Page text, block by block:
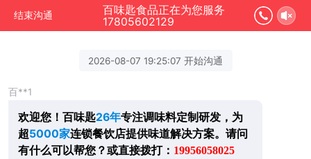
结束沟通
百味匙食品正在为您服务
17805602129
2026-08-07 19:25:07 开始沟通
百**1
欢迎您！百味匙26年专注调味料定制研发，为
超5000家连锁餐饮店提供味道解决方案。 请问
有什么可以帮您？或直接拨打： 19956058025